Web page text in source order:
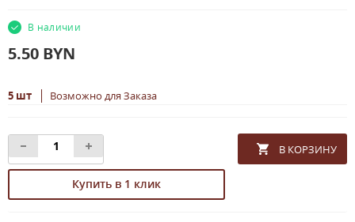
В наличии
5.50 BYN
5 шт Возможно для Заказа
Купить в 1 клик